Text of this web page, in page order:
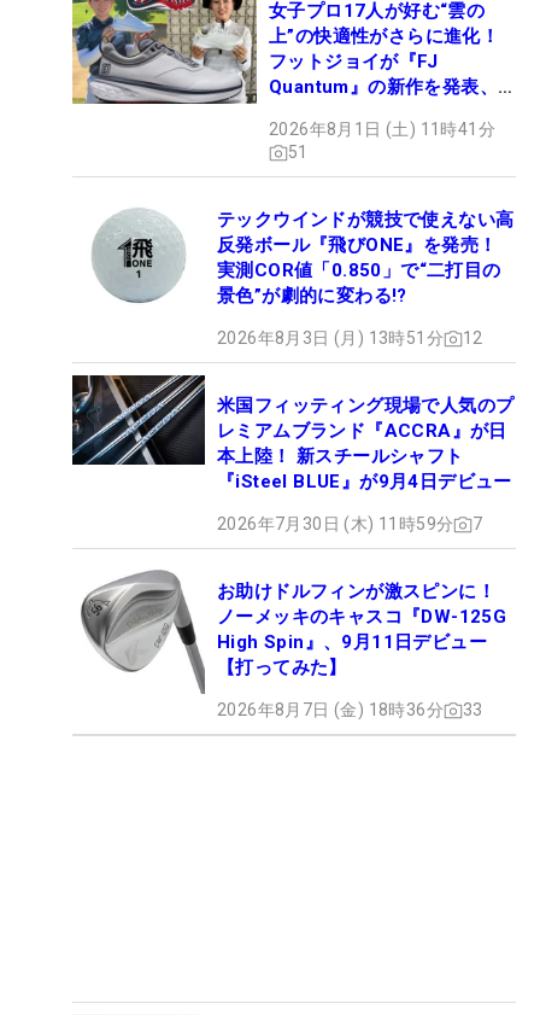
女子プロ17人が好む“雲の
上”の快適性がさらに進化！
フットジョイが『FJ
Quantum』の新作を発表、8
2026年8月1日 (土) 11時41分
51
テックウインドが競技で使えない高
反発ボール『飛びONE』を発売！
実測COR値「0.850」で“二打目の
景色”が劇的に変わる!?
2026年8月3日 (月) 13時51分 12
米国フィッティング現場で人気のプ
レミアムブランド『ACCRA』が日
本上陸！ 新スチールシャフト
『iSteel BLUE』が9月4日デビュー
2026年7月30日 (木) 11時59分 7
お助けドルフィンが激スピンに！
ノーメッキのキャスコ『DW-125G
High Spin』、9月11日デビュー
【打ってみた】
2026年8月7日 (金) 18時36分 33